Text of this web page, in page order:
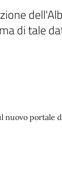
di tale
portale